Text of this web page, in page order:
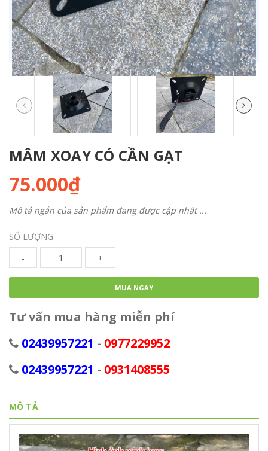
MÂM XOAY CÓ CẦN GẠT
75.000₫
Mô tả ngắn của sản phẩm đang được cập nhật ...
SỐ LƯỢNG
-
+
MUA NGAY
Tư vấn mua hàng miễn phí
02439957221 - 0977229952
02439957221 - 0931408555
MÔ TẢ